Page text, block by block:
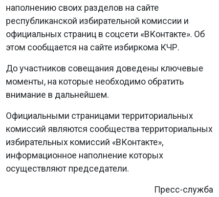
наполнению своих разделов на сайте
республиканской избирательной комиссии и
официальных страниц в соцсети «ВКонтакте». Об
этом сообщается на сайте избиркома КЧР.
До участников совещания доведены ключевые
моменты, на которые необходимо обратить
внимание в дальнейшем.
Официальными страницами территориальных
комиссий являются сообщества территориальных
избирательных комиссий «ВКонтакте»,
информационное наполнение которых
осуществляют председатели.
Пресс-служба